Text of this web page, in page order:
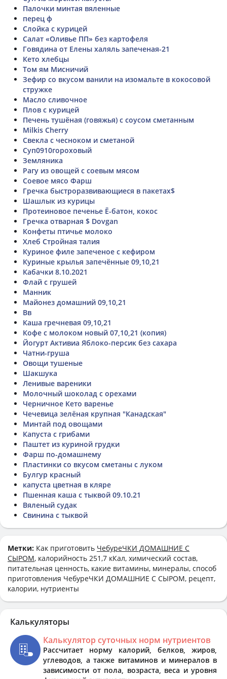
Палочки минтая вяленные
перец ф
Слойка с курицей
Салат «Оливье ПП» без картофеля
Говядина от Елены халяль запеченая-21
Кето хлебцы
Том ям Мисничий
Зефир со вкусом ванили на изомальте в кокосовой
стружке
Масло сливочное
Плов с курицей
Печень тушёная (говяжья) с соусом сметанным
Milkis Cherry
Свекла с чесноком и сметаной
Суп0910гороховый
Земляника
Рагу из овощей с соевым мясом
Соевое мясо Фарш
Гречка быстроразвивающиеся в пакетах$
Шашлык из курицы
Протеиновое печенье Ё-батон, кокос
Гречка отварная $ Dovgan
Конфеты птичье молоко
Хлеб Стройная талия
Куриное филе запеченое с кефиром
Куриные крылья запечённые 09,10,21
Кабачки 8.10.2021
Флай с грушей
Манник
Майонез домашний 09,10,21
Вв
Каша гречневая 09,10,21
Кофе с молоком новый 07,10,21 (копия)
Йогурт Активиа Яблоко-персик без сахара
Чатни-груша
Овощи тушеные
Шакшука
Ленивые вареники
Молочный шоколад с орехами
Черничное Кето варенье
Чечевица зелёная крупная "Канадская"
Минтай под овощами
Капуста с грибами
Паштет из куриной грудки
Фарш по-домашнему
Пластинки со вкусом сметаны с луком
Булгур красный
капуста цветная в кляре
Пшенная каша с тыквой 09.10.21
Вяленый судак
Свинина с тыквой
Метки: Как приготовить ЧебуреЧКИ ДОМАШНИЕ С
СЫРОМ, калорийность 251,7 кКал, химический состав,
питательная ценность, какие витамины, минералы, способ
приготовления ЧебуреЧКИ ДОМАШНИЕ С СЫРОМ, рецепт,
калории, нутриенты
Калькуляторы
Калькулятор суточных норм нутриентов
Рассчитает норму калорий, белков, жиров,
углеводов, а также витаминов и минералов в
зависимости от пола, возраста, веса и уровня